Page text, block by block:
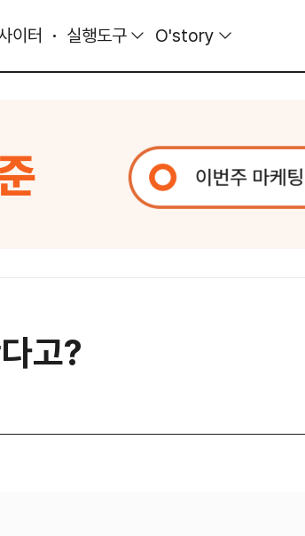
이터 실행도구 O'story
고?